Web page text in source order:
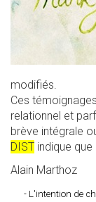
modifiés.
Ces
relationnel et
brève intégrale
DIST indique
Alain Marthoz
- L'intention de